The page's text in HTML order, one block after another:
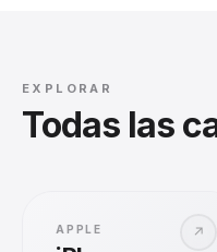
EXPLORAR
Todas las
↗
APPLE